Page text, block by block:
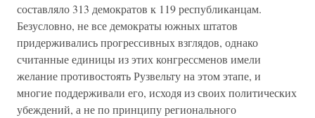
составляло 313 демократов к 119 республиканцам.
Безусловно, не все демократы южных штатов
придерживались прогрессивных взглядов, однако
считанные единицы из этих конгрессменов имели
желание противостоять Рузвельту на этом этапе, и
многие поддерживали его, исходя из своих политических
убеждений, а не по принципу регионального